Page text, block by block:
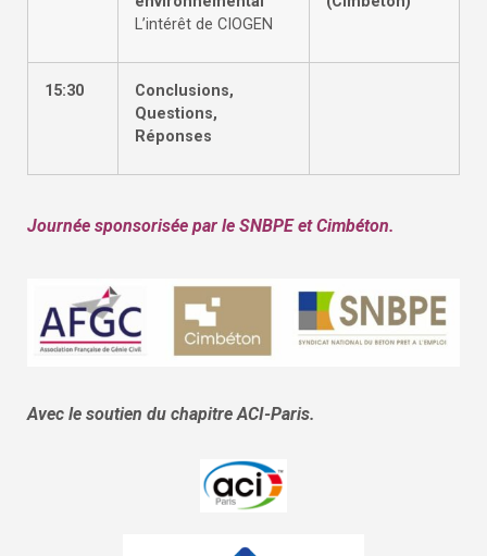
L’intérêt de CIOGEN
15:30
Conclusions,
Questions,
Réponses
Journée sponsorisée par le SNBPE et Cimbéton.
Avec le soutien du chapitre ACI-Paris.